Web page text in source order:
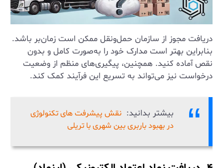
دریافت مجوز از سازمان حمل‌ونقل ممکن است زمان‌بر باشد.
بنابراین بهتر است مدارک خود را به‌صورت کامل و بدون
نقص آماده کنید. همچنین، پیگیری‌های منظم از وضعیت
درخواست نیز می‌تواند به تسریع این فرآیند کمک کند.
بیشتر بدانید: نقش پیشرفت های تکنولوژی
در بهبود باربری بین شهری با تریلی